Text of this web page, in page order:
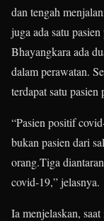
dan tengah
juga ada satu
Bhayangkara ada
dalam perawatan.
terdapat satu
“Pasien positif
bukan pasien dari
orang.Tiga
covid-19,” jelasnya.
Ia menjelaskan,